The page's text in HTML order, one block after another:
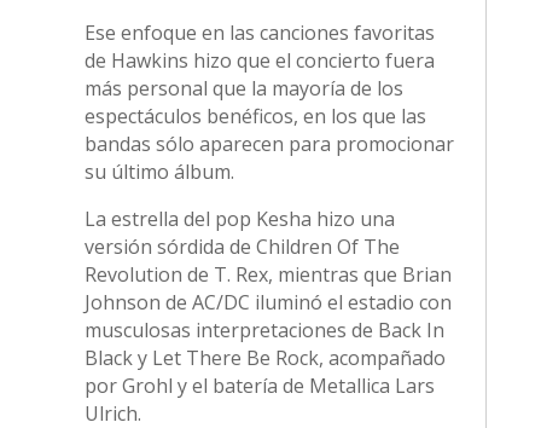
Ese enfoque en las canciones favoritas
de Hawkins hizo que el concierto fuera
más personal que la mayoría de los
espectáculos benéficos, en los que las
bandas sólo aparecen para promocionar
su último álbum.
La estrella del pop Kesha hizo una
versión sórdida de Children Of The
Revolution de T. Rex, mientras que Brian
Johnson de AC/DC iluminó el estadio con
musculosas interpretaciones de Back In
Black y Let There Be Rock, acompañado
por Grohl y el batería de Metallica Lars
Ulrich.